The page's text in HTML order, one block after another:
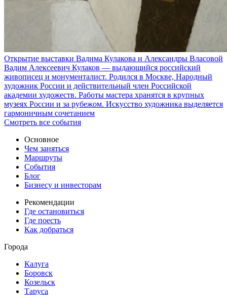
Открытие выставки Вадима Кулакова и Александры Власовой
Вадим Алексеевич Кулаков — выдающийся российский
живописец и монументалист. Родился в Москве, Народный
художник России и действительный член Российской
академии художеств. Работы мастера хранятся в крупных
музеях России и за рубежом. Искусство художника выделяется
гармоничным сочетанием
Смотреть все события
Основное
Чем заняться
Маршруты
События
Блог
Бизнесу и инвесторам
Рекомендации
Где остановиться
Где поесть
Как добраться
Города
Калуга
Боровск
Козельск
Таруса